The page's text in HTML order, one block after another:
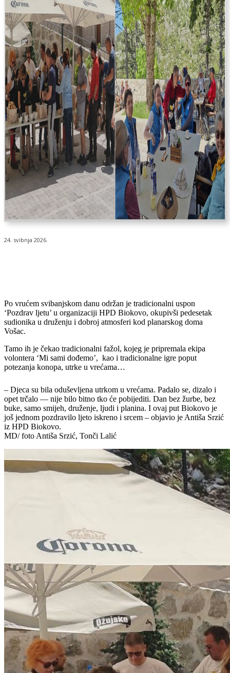
24. svibnja 2026.
Po vrućem svibanjskom danu održan je tradicionalni uspon
‘Pozdrav ljetu’ u organizaciji HPD Biokovo, okupivši pedesetak
sudionika u druženju i dobroj atmosferi kod planarskog doma
Vošac.
Tamo ih je čekao tradicionalni fažol, kojeg je pripremala ekipa
volontera ‘Mi sami dođemo’, kao i tradicionalne igre poput
potezanja konopa, utrke u vrećama…
– Djeca su bila oduševljena utrkom u vrećama. Padalo se, dizalo i
opet trčalo — nije bilo bitno tko će pobijediti. Dan bez žurbe, bez
buke, samo smijeh, druženje, ljudi i planina. I ovaj put Biokovo je
još jednom pozdravilo ljeto iskreno i srcem – objavio je Antiša Srzić
iz HPD Biokovo.
MD/ foto Antiša Srzić, Tonči Lalić